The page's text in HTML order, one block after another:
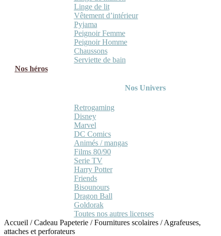
Linge de lit
Vêtement d’intérieur
Pyjama
Peignoir Femme
Peignoir Homme
Chaussons
Serviette de bain
Nos héros
Nos Univers
Retrogaming
Disney
Marvel
DC Comics
Animés / mangas
Films 80/90
Serie TV
Harry Potter
Friends
Bisounours
Dragon Ball
Goldorak
Toutes nos autres licenses
Accueil /Cadeau Papeterie /Fournitures scolaires /Agrafeuses,
attaches et perforateurs